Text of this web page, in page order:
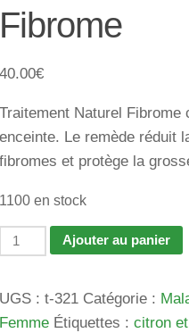
Fibrome
40.00€
Traitement Naturel Fibrome
enceinte. Le remède réduit
fibromes et protège la
1100 en stock
quantité
de
Ajouter au panier
UGS : t-321 Catégorie :
Femme Étiquettes : citron